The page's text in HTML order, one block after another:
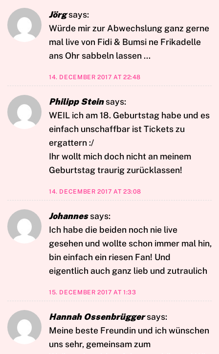
Jörg says:
Würde mir zur Abwechslung ganz gerne
mal live von Fidi & Bumsi ne Frikadelle
ans Ohr sabbeln lassen …
14. DECEMBER 2017 AT 22:48
Philipp Stein says:
WEIL ich am 18. Geburtstag habe und es
einfach unschaffbar ist Tickets zu
ergattern :/
Ihr wollt mich doch nicht an meinem
Geburtstag traurig zurücklassen!
14. DECEMBER 2017 AT 23:08
Johannes says:
Ich habe die beiden noch nie live
gesehen und wollte schon immer mal hin,
bin einfach ein riesen Fan! Und
eigentlich auch ganz lieb und zutraulich
15. DECEMBER 2017 AT 1:33
Hannah Ossenbrügger says:
Meine beste Freundin und ich wünschen
uns sehr, gemeinsam zum